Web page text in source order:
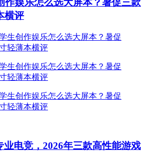
作娱乐怎么选大屏本？暑促三款
横评
业电竞，2026年三款高性能游戏